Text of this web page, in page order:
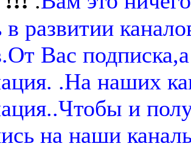
развитии
Вас
.На наших
и
на наши